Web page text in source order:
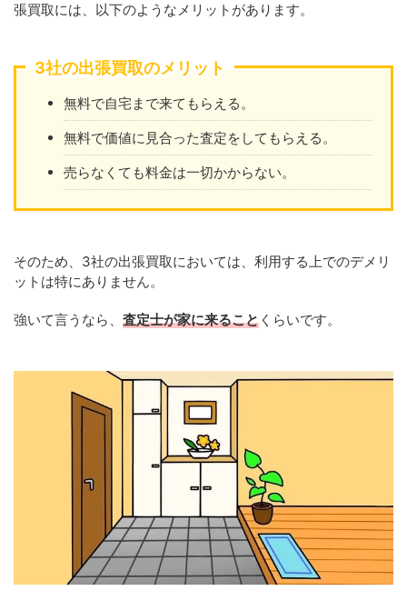
張買取には、以下のようなメリットがあります。
3社の出張買取のメリット
無料で自宅まで来てもらえる。
無料で価値に見合った査定をしてもらえる。
売らなくても料金は一切かからない。
そのため、3社の出張買取においては、利用する上でのデメリ
ットは特にありません。
強いて言うなら、 査定士が家に来ること くらいです。